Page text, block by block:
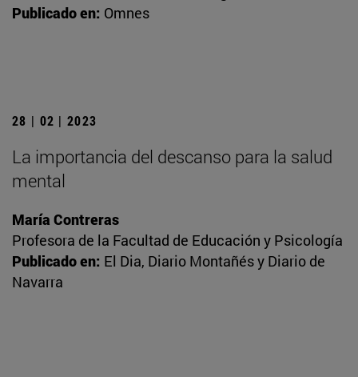
Publicado en: Omnes
28 | 02 | 2023
La importancia del descanso para la salud
mental
María Contreras
Profesora de la Facultad de Educación y Psicología
Publicado en: El Dia, Diario Montañés y Diario de
Navarra